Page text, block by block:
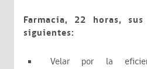
Farmacia, 22 horas,
siguientes:
Velar por la